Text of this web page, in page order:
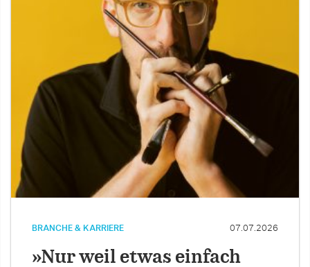
BRANCHE & KARRIERE 07.07.2026
»Nur weil etwas einfach